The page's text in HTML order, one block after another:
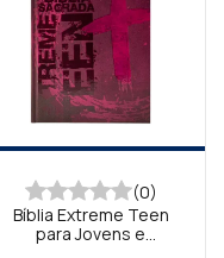
(0)
Bíblia Extreme Teen
para Jovens e